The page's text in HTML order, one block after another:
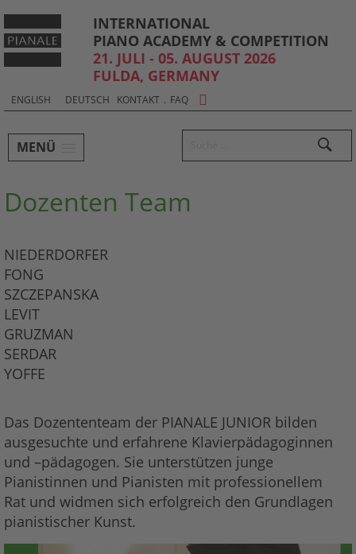
INTERNATIONAL
PIANO ACADEMY & COMPETITION
21. JULI - 05. AUGUST 2026
FULDA, GERMANY
Select
your
ENGLISH DEUTSCH KONTAKT . FAQ
MENÜ
Dozenten Team
NIEDERDORFER
FONG
SZCZEPANSKA
LEVIT
GRUZMAN
SERDAR
YOFFE
Das Dozententeam der PIANALE JUNIOR bilden
ausgesuchte und erfahrene Klavierpädagoginnen
und –pädagogen. Sie unterstützen junge
Pianistinnen und Pianisten mit professionellem
Rat und widmen sich erfolgreich den Grundlagen
pianistischer Kunst.